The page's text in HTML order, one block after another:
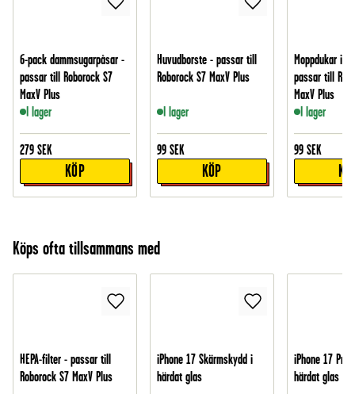
6-pack dammsugarpåsar -
passar till Roborock S7
MaxV Plus
I lager
279 SEK
KÖP
Huvudborste - passar till
Roborock S7 MaxV Plus
I lager
99 SEK
KÖP
Moppdukar i
passar till
MaxV Plus
I lager
99 SEK
Köps ofta tillsammans med
HEPA-filter - passar till
Roborock S7 MaxV Plus
iPhone 17 Skärmskydd i
härdat glas
iPhone 17 Pro
härdat glas